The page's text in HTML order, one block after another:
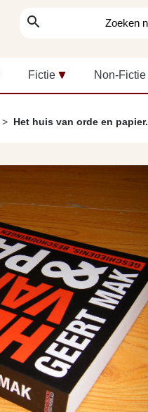
search
Fictie Non-Fictie
Het huis van orde en papier.